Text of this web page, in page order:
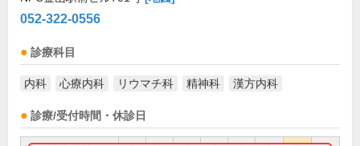
052-322-0556
診療科目
内科 心療内科 リウマチ科 精神科 漢方内科
診療/受付時間・休診日